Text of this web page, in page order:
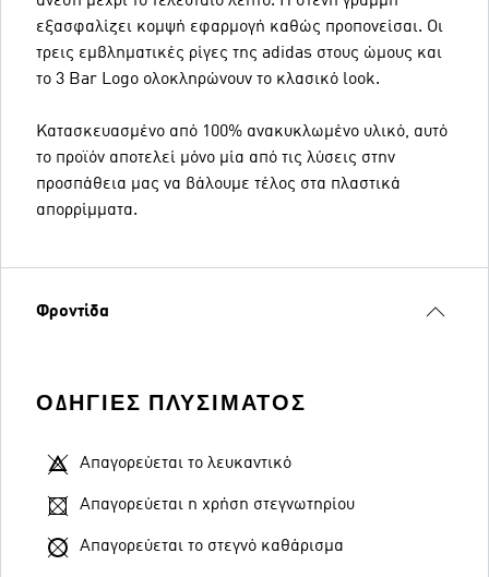
εξασφαλίζει κομψή εφαρμογή καθώς προπονείσαι. Οι
τρεις εμβληματικές ρίγες της adidas στους ώμους και
το 3 Bar Logo ολοκληρώνουν το κλασικό look.
Κατασκευασμένο από 100% ανακυκλωμένο υλικό, αυτό
το προϊόν αποτελεί μόνο μία από τις λύσεις στην
προσπάθεια μας να βάλουμε τέλος στα πλαστικά
απορρίμματα.
Φροντίδα
ΟΔΗΓΊΕΣ ΠΛΥΣΊΜΑΤΟΣ
Απαγορεύεται το λευκαντικό
Απαγορεύεται η χρήση στεγνωτηρίου
Απαγορεύεται το στεγνό καθάρισμα